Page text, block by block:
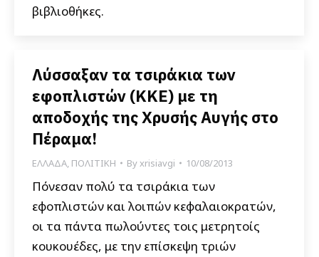
βιβλιοθήκες.
Λύσσαξαν τα τσιράκια των
εφοπλιστών (ΚΚΕ) με τη
αποδοχής της Χρυσής Αυγής στο
Πέραμα!
ΕΛΛΑΔΑ, ΠΟΛΙΤΙΚΗ Byxrisiavgi 10/08/2013
Πόνεσαν πολύ τα τσιράκια των
εφοπλιστών και λοιπών κεφαλαιοκρατών,
οι τα πάντα πωλούντες τοις μετρητοίς
κουκουέδες, με την επίσκεψη τριών